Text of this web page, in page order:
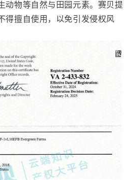
动物等自然与田园元素。赛贝提
得擅自使用，以免引发侵权风